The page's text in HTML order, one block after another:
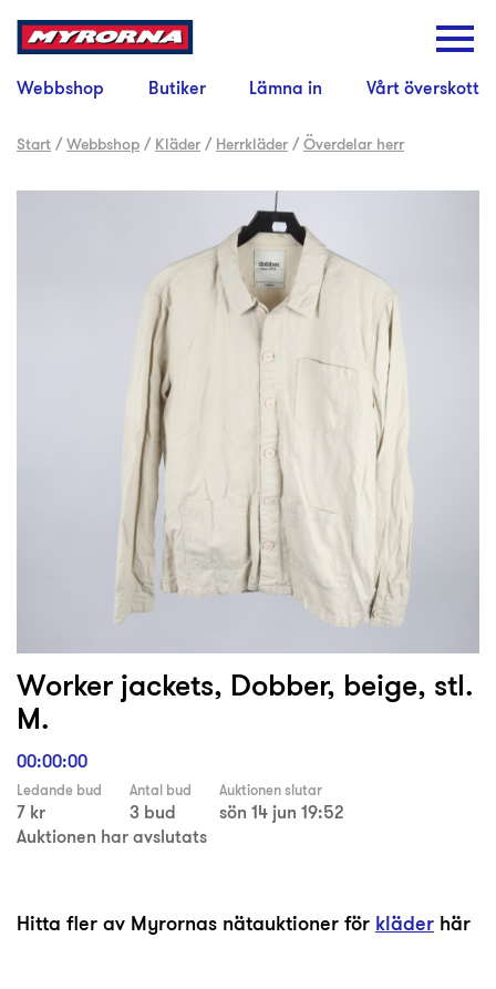
Webbshop Butiker Lämna in Vårt överskott
Start /Webbshop / Kläder / Herrkläder /Överdelar herr
Worker jackets, Dobber, beige, stl.
M.
00:00:00
Ledande bud
7 kr
Antal bud
3 bud
Auktionen slutar
sön 14 jun 19:52
Auktionen har avslutats
Hitta fler av Myrornas nätauktioner för kläder här